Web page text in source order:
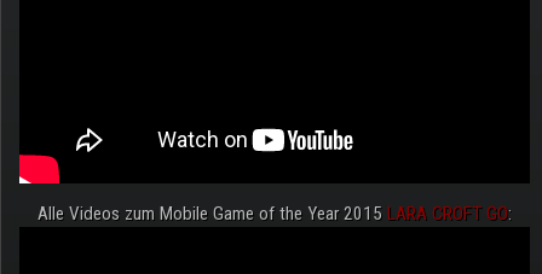
Alle Videos zum Mobile Game of the Year 2015 LARA CROFT GO: